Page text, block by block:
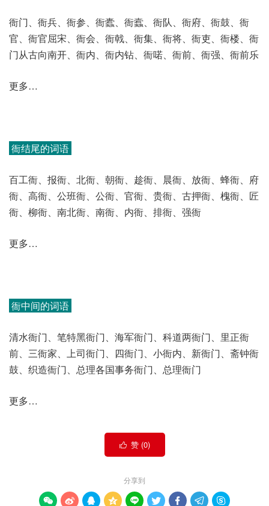
衙门、衙兵、衙参、衙蠹、衙蠧、衙队、衙府、衙鼓、衙
官、衙官屈宋、衙会、衙戟、衙集、衙将、衙吏、衙楼、衙
门从古向南开、衙内、衙内钻、衙喏、衙前、衙强、衙前乐
更多…
衙结尾的词语
百工衙、报衙、北衙、朝衙、趁衙、晨衙、放衙、蜂衙、府
衙、高衙、公班衙、公衙、官衙、贵衙、古押衙、槐衙、匠
衙、柳衙、南北衙、南衙、内衙、排衙、强衙
更多…
衙中间的词语
清水衙门、笔特黑衙门、海军衙门、科道两衙门、里正衙
前、三衙家、上司衙门、四衙门、小衙内、新衙门、斋钟衙
鼓、织造衙门、总理各国事务衙门、总理衙门
更多…
 赞 (0)
分享到
        